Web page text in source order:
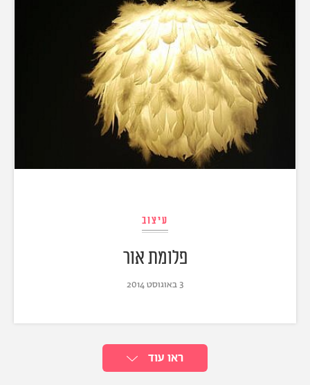
עיצוב
פלומת אור
3 באוגוסט 2014
ראו עוד